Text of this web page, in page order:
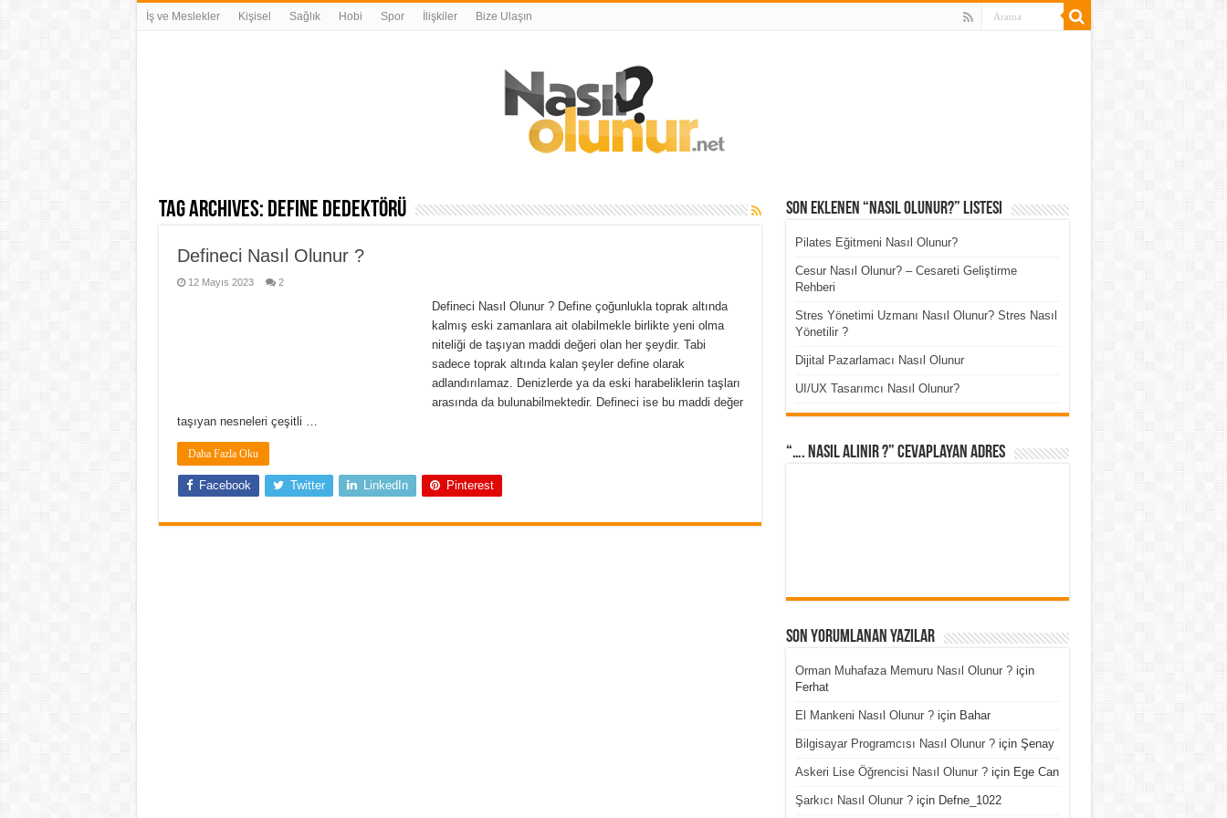
İş ve Meslekler Kişisel Sağlık Hobi Spor İlişkiler Bize Ulaşın
Tag Archives: define dedektörü
Defineci Nasıl Olunur ?
12 Mayıs 2023 2
Defineci Nasıl Olunur ? Define çoğunlukla toprak altında
kalmış eski zamanlara ait olabilmekle birlikte yeni olma
niteliği de taşıyan maddi değeri olan her şeydir. Tabi
sadece toprak altında kalan şeyler define olarak
adlandırılamaz. Denizlerde ya da eski harabeliklerin taşları
arasında da bulunabilmektedir. Defineci ise bu maddi değer
taşıyan nesneleri çeşitli …
Daha Fazla Oku
Facebook Twitter LinkedIn Pinterest
Son Eklenen “Nasıl Olunur?” Listesi
Pilates Eğitmeni Nasıl Olunur?
Cesur Nasıl Olunur? – Cesareti Geliştirme
Rehberi
Stres Yönetimi Uzmanı Nasıl Olunur? Stres Nasıl
Yönetilir ?
Dijital Pazarlamacı Nasıl Olunur
UI/UX Tasarımcı Nasıl Olunur?
“…. Nasıl Alınır ?” cevaplayan adres
Son Yorumlanan Yazılar
Orman Muhafaza Memuru Nasıl Olunur ?için
Ferhat
El Mankeni Nasıl Olunur ?için Bahar
Bilgisayar Programcısı Nasıl Olunur ?için Şenay
Askeri Lise Öğrencisi Nasıl Olunur ?için Ege Can
Şarkıcı Nasıl Olunur ?için Defne_1022